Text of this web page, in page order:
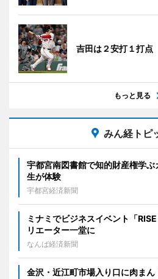
吉田は２安打１打
もっと見る
みん経トピ
宇都宮南図書館で知的財産権学
生が体験
宇都宮経済新聞
ミナミでビジネスイベント「
リエーター一堂に
なんば経済新聞
金沢・近江町市場入り口に肉ま